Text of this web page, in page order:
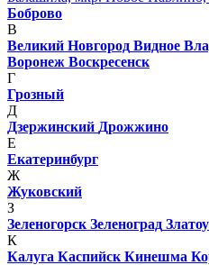
Боброво
В
Великий Новгород Видное
Воронеж Воскресенск
Г
Грозный
Д
Дзержинский Дрожжино
Е
Екатеринбург
Ж
Жуковский
З
Зеленогорск Зеленоград
К
Калуга Каспийск Кинешма